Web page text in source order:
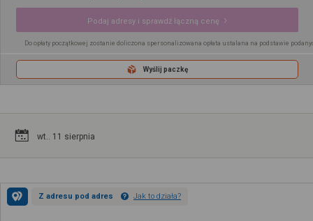
Podaj adresy i sprawdź łączną cenę
Do opłaty początkowej zostanie doliczona spersonalizowana opłata ustalana na podstawie
Wyślij paczkę
wt.. 11 sierpnia
Z adresu pod adres Jak to działa?